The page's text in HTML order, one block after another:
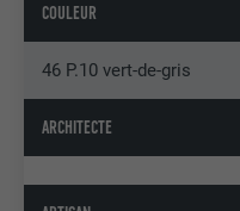
COULEUR
46 P.10 vert-de-gris
ARCHITECTE